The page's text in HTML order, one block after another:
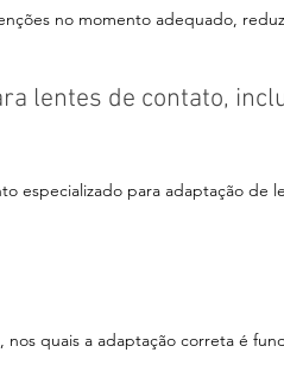
no momento adequado,
lentes de contato,
especializado para adaptação de
nos quais a adaptação correta é